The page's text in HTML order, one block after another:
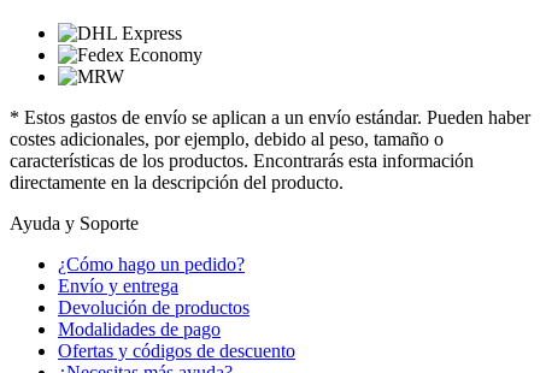
* Estos gastos de envío se aplican a un envío estándar. Pueden haber
costes adicionales, por ejemplo, debido al peso, tamaño o
características de los productos. Encontrarás esta información
directamente en la descripción del producto.
Ayuda y Soporte
¿Cómo hago un pedido?
Envío y entrega
Devolución de productos
Modalidades de pago
Ofertas y códigos de descuento